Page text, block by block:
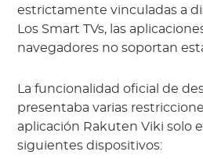
estrictamente vinculadas a
Los Smart TVs, las
navegadores no soportan
La funcionalidad oficial de
presentaba varias
aplicación Rakuten Viki solo
siguientes dispositivos: